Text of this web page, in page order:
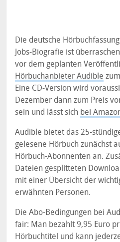
Die deutsche
Jobs-Biografie ist
vor dem geplanten
Hörbuchanbieter Audible
Eine CD-Version wird
Dezember dann zum Preis
sein und lässt sich bei
Audible bietet das 25-
gelesene Hörbuch zunächst
Hörbuch-Abonnenten an.
Dateien gesplitteten
mit einer Übersicht der
erwähnten Personen.
Die Abo-Bedingungen bei
fair: Man bezahlt 9,95 Euro
Hörbuchtitel und kann